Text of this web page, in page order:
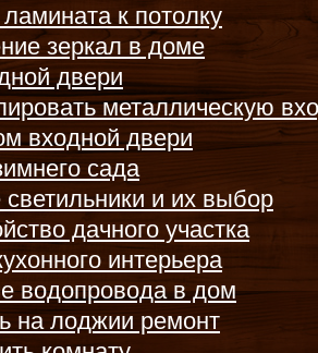
к потолку
зеркал в доме
двери
металлическую
входной двери
сада
и их выбор
дачного участка
интерьера
водопровода в дом
на лоджии ремонт